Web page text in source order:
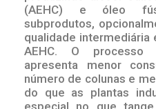
(AEHC) e óleo
subprodutos,
qualidade intermediária
AEHC. O processo
apresenta menor
número de colunas e
do que as plantas